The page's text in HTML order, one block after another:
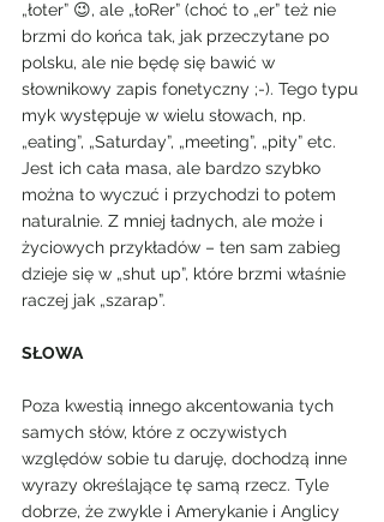
„łoter” 😉, ale „łoRer” (choć to „er” też nie
brzmi do końca tak, jak przeczytane po
polsku, ale nie będę się bawić w
słownikowy zapis fonetyczny ;-). Tego typu
myk występuje w wielu słowach, np.
„eating”, „Saturday”, „meeting”, „pity” etc.
Jest ich cała masa, ale bardzo szybko
można to wyczuć i przychodzi to potem
naturalnie. Z mniej ładnych, ale może i
życiowych przykładów – ten sam zabieg
dzieje się w „shut up”, które brzmi właśnie
raczej jak „szarap”.
SŁOWA
Poza kwestią innego akcentowania tych
samych słów, które z oczywistych
względów sobie tu daruję, dochodzą inne
wyrazy określające tę samą rzecz. Tyle
dobrze, że zwykle i Amerykanie i Anglicy